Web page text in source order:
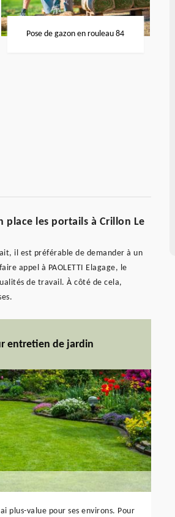
Pose de gazon en rouleau 84
place les portails à Crillon Le
il est préférable de demander à un
appel à PAOLETTI Elagage, le
de travail. À côté de cela,
entretien de jardin
plus-value pour ses environs. Pour